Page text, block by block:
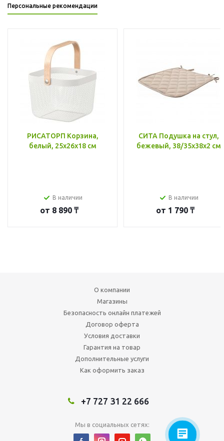
Персональные рекомендации
РИСАТОРП Корзина,
белый, 25x26x18 см
В наличии
от 8 890 ₸
СИТА Подушка на стул,
бежевый, 38/35x38x2 см
В наличии
от 1 790 ₸
О компании
Магазины
Безопасность онлайн платежей
Договор оферта
Условия доставки
Гарантия на товар
Дополнительные услуги
Как оформить заказ
+7 727 31 22 666
Мы в социальных сетях: